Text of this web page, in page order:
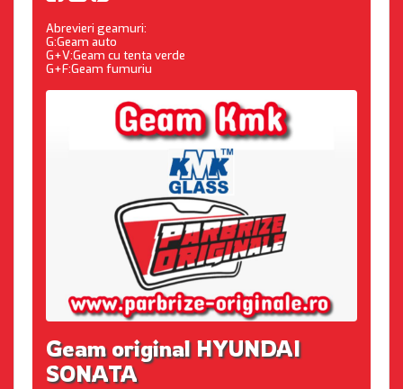
Abrevieri geamuri:
G:Geam auto
G+V:Geam cu tenta verde
G+F:Geam fumuriu
Geam original HYUNDAI
SONATA